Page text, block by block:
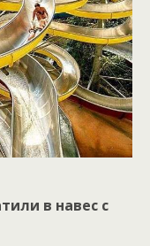
в навес с